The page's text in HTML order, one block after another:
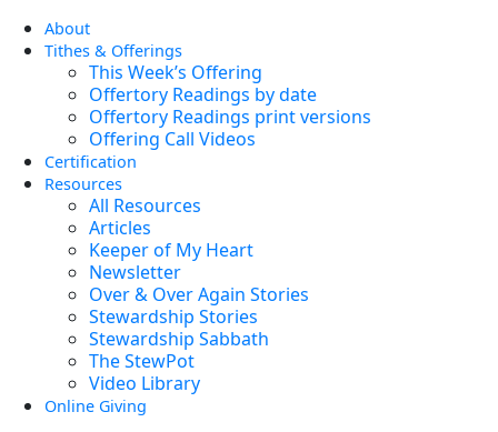
About
Tithes & Offerings
This Week’s Offering
Offertory Readings by date
Offertory Readings print versions
Offering Call Videos
Certification
Resources
All Resources
Articles
Keeper of My Heart
Newsletter
Over & Over Again Stories
Stewardship Stories
Stewardship Sabbath
The StewPot
Video Library
Online Giving